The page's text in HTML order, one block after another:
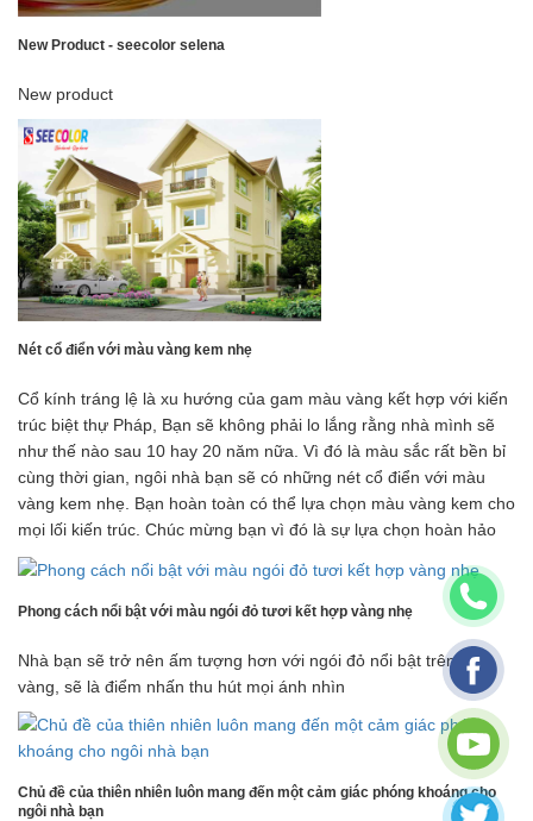
New Product - seecolor selena
New product
Nét cổ điển với màu vàng kem nhẹ
Cổ kính tráng lệ là xu hướng của gam màu vàng kết hợp với kiến
trúc biệt thự Pháp, Bạn sẽ không phải lo lắng rằng nhà mình sẽ
như thế nào sau 10 hay 20 năm nữa. Vì đó là màu sắc rất bền bỉ
cùng thời gian, ngôi nhà bạn sẽ có những nét cổ điển với màu
vàng kem nhẹ. Bạn hoàn toàn có thể lựa chọn màu vàng kem cho
mọi lối kiến trúc. Chúc mừng bạn vì đó là sự lựa chọn hoàn hảo
Phong cách nổi bật với màu ngói đỏ tươi kết hợp vàng nhẹ
Nhà bạn sẽ trở nên ấm tượng hơn với ngói đỏ nổi bật trên nền
vàng, sẽ là điểm nhấn thu hút mọi ánh nhìn
Chủ đề của thiên nhiên luôn mang đến một cảm giác phóng khoáng cho
ngôi nhà bạn